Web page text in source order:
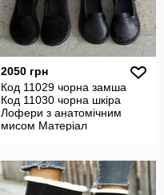
2050 грн
Код 11029 чорна замша
Код 11030 чорна шкіра
Лофери з анатомічним
мисом Матеріал